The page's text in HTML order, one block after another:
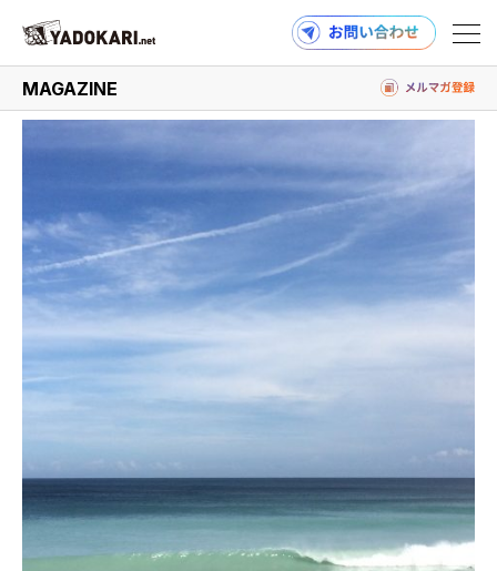
商品検索 読みもの検索
PRODUCTS
MAGAZINE
YADOKARI について
MAGAZINE
#モヤイ像